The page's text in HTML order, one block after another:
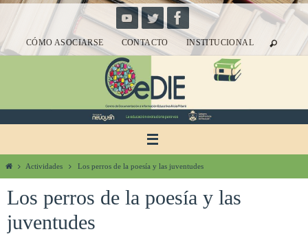
contenidoCÓMO ASOCIARSE CONTACTO INSTITUCIONAL
InicioActividades Los perros de la poesía y las juventudes
Los perros de la poesía y las
juventudes